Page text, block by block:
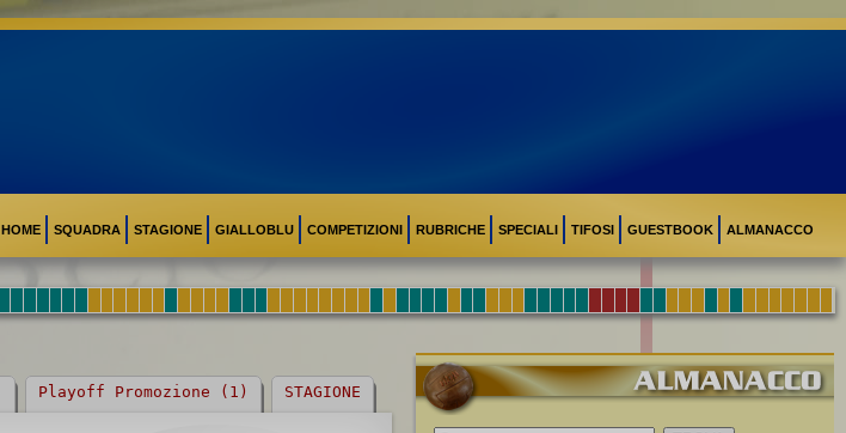
HOME SQUADRA STAGIONE GIALLOBLU COMPETIZIONI RUBRICHE SPECIALI TIFOSI GUESTBOOK ALMANACCO
Playoff Promozione (1) STAGIONE